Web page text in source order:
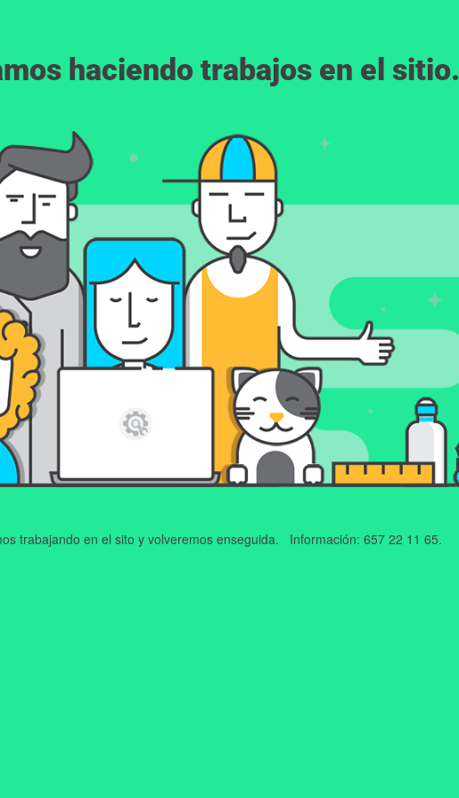
haciendo trabajos en el sitio.
trabajando en el sito y volveremos enseguida. Información: 657 22 11 65.